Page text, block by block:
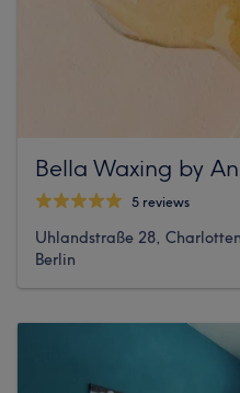
Bella Waxing by
5 reviews
Uhlandstraße 28,
Berlin